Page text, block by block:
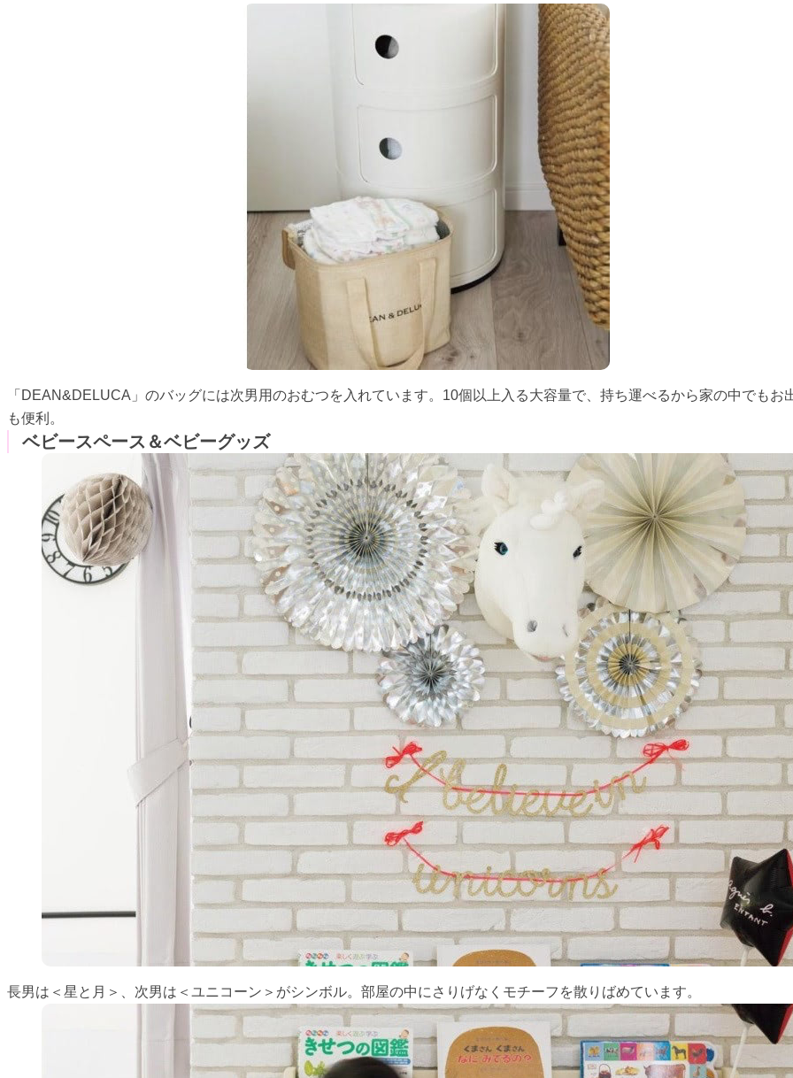
「DEAN&DELUCA」のバッグには次男用のおむつを入れています。10個以上入る大容量で、持ち運べるから家の中でもお
も便利。
ベビースペース＆ベビーグッズ
長男は＜星と月＞、次男は＜ユニコーン＞がシンボル。部屋の中にさりげなくモチーフを散りばめています。